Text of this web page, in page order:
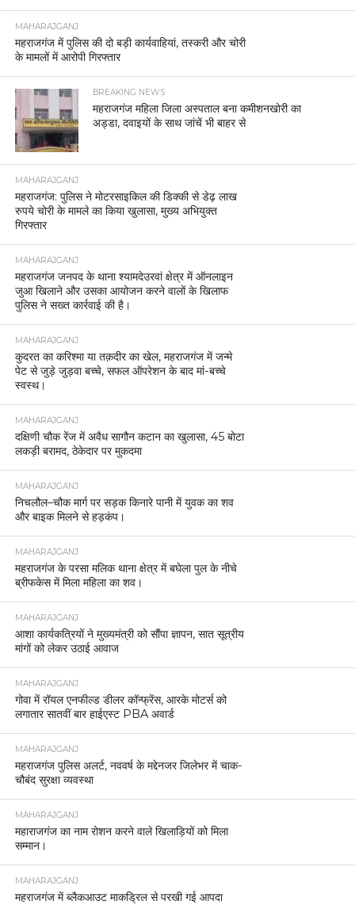
MAHARAJGANJ
महराजगंज में पुलिस की दो बड़ी कार्यवाहियां, तस्करी और चोरी
के मामलों में आरोपी गिरफ्तार
BREAKING NEWS
महराजगंज महिला जिला अस्पताल बना कमीशनखोरी का
अड्डा, दवाइयों के साथ जांचें भी बाहर से
MAHARAJGANJ
महराजगंज: पुलिस ने मोटरसाइकिल की डिक्की से डेढ़ लाख
रुपये चोरी के मामले का किया खुलासा, मुख्य अभियुक्त
गिरफ्तार
MAHARAJGANJ
महराजगंज जनपद के थाना श्यामदेउरवां क्षेत्र में ऑनलाइन
जुआ खिलाने और उसका आयोजन करने वालों के खिलाफ
पुलिस ने सख्त कार्रवाई की है।
MAHARAJGANJ
कुदरत का करिश्मा या तक़दीर का खेल, महराजगंज में जन्मे
पेट से जुड़े जुड़वा बच्चे, सफल ऑपरेशन के बाद मां-बच्चे
स्वस्थ।
MAHARAJGANJ
दक्षिणी चौक रेंज में अवैध सागौन कटान का खुलासा, 45 बोटा
लकड़ी बरामद, ठेकेदार पर मुकदमा
MAHARAJGANJ
निचलौल–चौक मार्ग पर सड़क किनारे पानी में युवक का शव
और बाइक मिलने से हड़कंप।
MAHARAJGANJ
महराजगंज के परसा मलिक थाना क्षेत्र में बघेला पुल के नीचे
ब्रीफकेस में मिला महिला का शव।
MAHARAJGANJ
आशा कार्यकत्रियों ने मुख्यमंत्री को सौंपा ज्ञापन, सात सूत्रीय
मांगों को लेकर उठाई आवाज
MAHARAJGANJ
गोवा में रॉयल एनफील्ड डीलर कॉन्फ्रेंस, आरके मोटर्स को
लगातार सातवीं बार हाईएस्ट PBA अवार्ड
MAHARAJGANJ
महराजगंज पुलिस अलर्ट, नववर्ष के मद्देनजर जिलेभर में चाक-
चौबंद सुरक्षा व्यवस्था
MAHARAJGANJ
महाराजगंज का नाम रोशन करने वाले खिलाड़ियों को मिला
सम्मान।
MAHARAJGANJ
महराजगंज में ब्लैकआउट माकड्रिल से परखी गई आपदा